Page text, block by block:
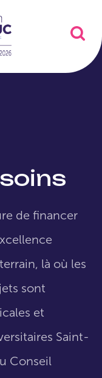
de financer
là où les
sont
et
Saint-
Conseil